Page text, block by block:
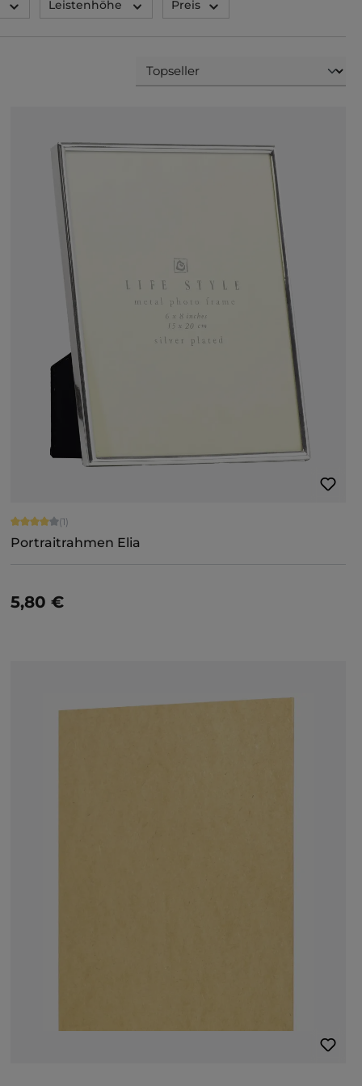
Leistenhöhe Preis
Durchschnittliche Bewertung von 4 von 5 Sternen
(1)
Portraitrahmen Elia
5,80 €